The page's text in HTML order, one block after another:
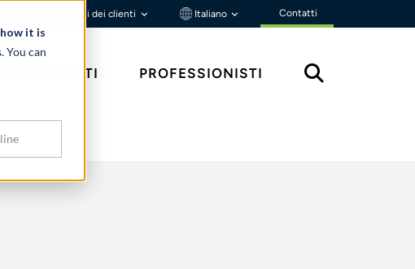
it is
You can
Portali dei clienti Italiano Contatti
PROFESSIONISTI